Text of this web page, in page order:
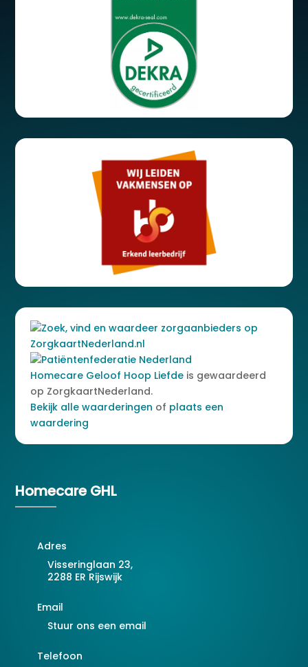
Homecare Geloof Hoop Liefde is gewaardeerd
op ZorgkaartNederland.
Bekijk alle waarderingen of plaats een
waardering
Homecare GHL
Adres
Visseringlaan 23,
2288 ER Rijswijk
Email
Stuur ons een email
Telefoon